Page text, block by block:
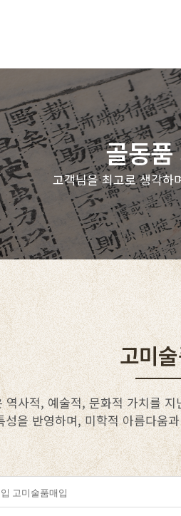
골동
고객님을 최고로 생각하
고미
역사적, 예술적, 문화적 가치를
성을 반영하며, 미학적 아름다움
고미술품매입